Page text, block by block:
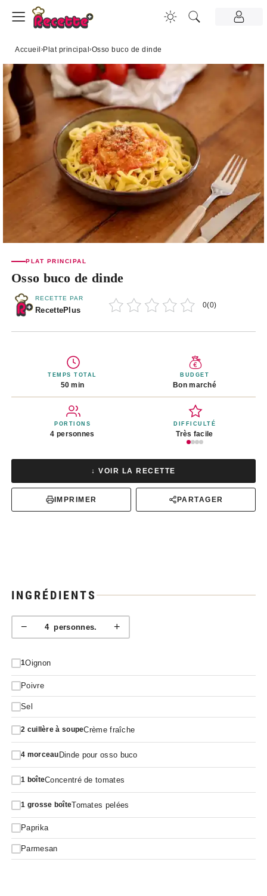
Accueil ›Plat principal ›Osso buco de dinde
PLAT PRINCIPAL
Osso buco de dinde
RECETTE PAR
RecettePlus
0(0)
TEMPS TOTAL
50 min
BUDGET
Bon marché
PORTIONS
4 personnes
DIFFICULTÉ
Très facile
↓ VOIR LA RECETTE
IMPRIMER PARTAGER
INGRÉDIENTS
− 4personnes. +
1Oignon
Poivre
Sel
2 cuillère à soupeCrème fraîche
4 morceauDinde pour osso buco
1 boîteConcentré de tomates
1 grosse boîteTomates pelées
Paprika
Parmesan